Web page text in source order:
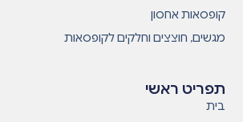
תפריט ראשי
בית
קופסאות אחסון
מגשים, חוצצים וחלקים לקופסאות